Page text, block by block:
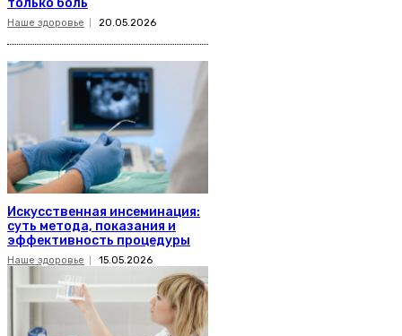
только боль
Наше здоровье 20.05.2026
Искусственная инсеминация:
суть метода, показания и
эффективность процедуры
Наше здоровье 15.05.2026